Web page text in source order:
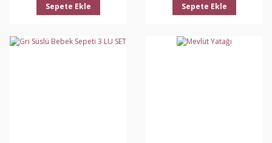
Sepete Ekle Sepete Ekle